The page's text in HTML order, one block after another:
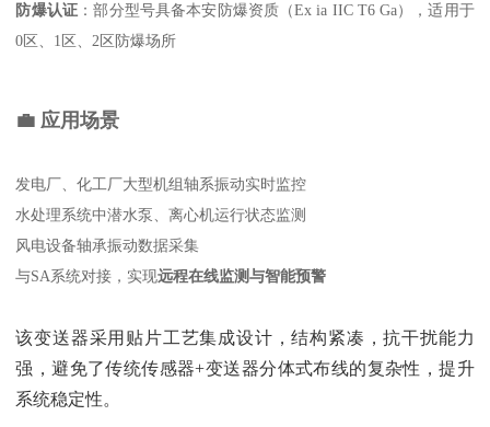
防爆认证 ‌：部分型号具备本安防爆资质（Ex ia IIC T6 Ga），适用于
0区、1区、2区防爆场所
💼 应用场景
发电厂、化工厂大型机组轴系振动实时监控
水处理系统中潜水泵、离心机运行状态监测
风电设备轴承振动数据采集
与SA系统对接，实现‌远程在线监测与智能预警
该变送器采用贴片工艺集成设计，结构紧凑，抗干扰能力
强，避免了传统传感器+变送器分体式布线的复杂性，提升
系统稳定性。